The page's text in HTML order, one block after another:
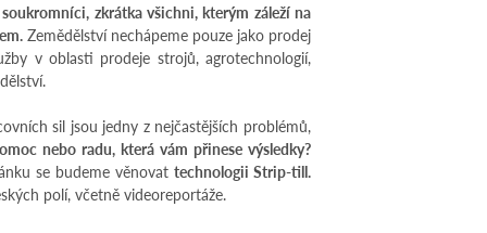
zkrátka všichni, kterým záleží na
Zemědělství nechápeme pouze jako prodej
v oblasti prodeje strojů, agrotechnologií,
sil jsou jedny z nejčastějších problémů,
nebo radu, která vám přinese výsledky?
se budeme věnovat technologii Strip-till.
polí, včetně videoreportáže.